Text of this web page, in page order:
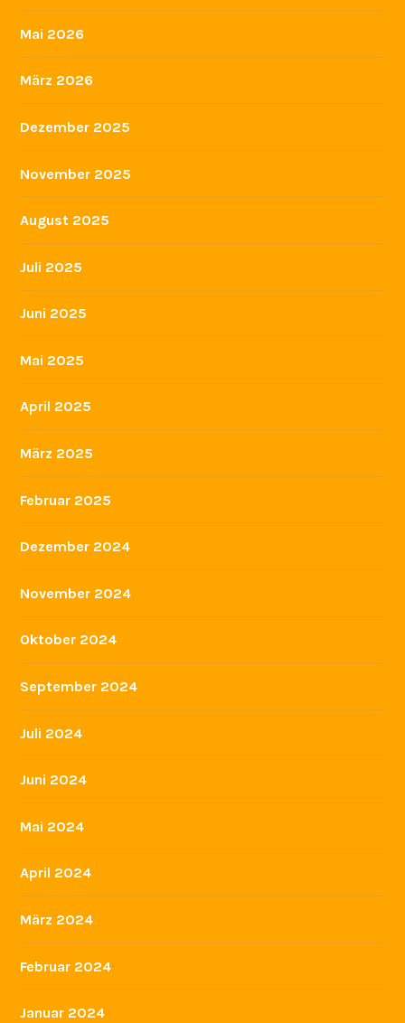
Mai 2026
März 2026
Dezember 2025
November 2025
August 2025
Juli 2025
Juni 2025
Mai 2025
April 2025
März 2025
Februar 2025
Dezember 2024
November 2024
Oktober 2024
September 2024
Juli 2024
Juni 2024
Mai 2024
April 2024
März 2024
Februar 2024
Januar 2024